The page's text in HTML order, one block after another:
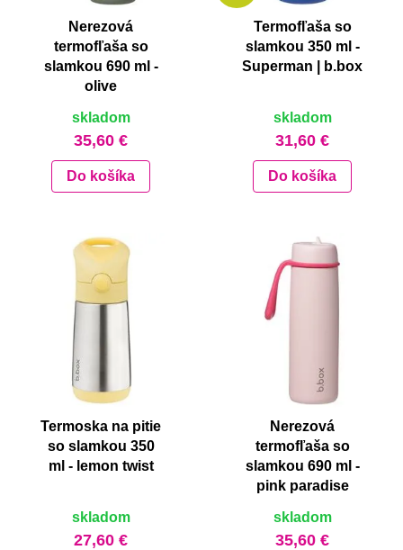
Nerezová
termofľaša so
slamkou 690 ml -
olive
skladom
35,60 €
Do košíka
Termofľaša so
slamkou 350 ml -
Superman | b.box
skladom
31,60 €
Do košíka
Termoska na pitie
so slamkou 350
ml - lemon twist
skladom
27,60 €
Nerezová
termofľaša so
slamkou 690 ml -
pink paradise
skladom
35,60 €